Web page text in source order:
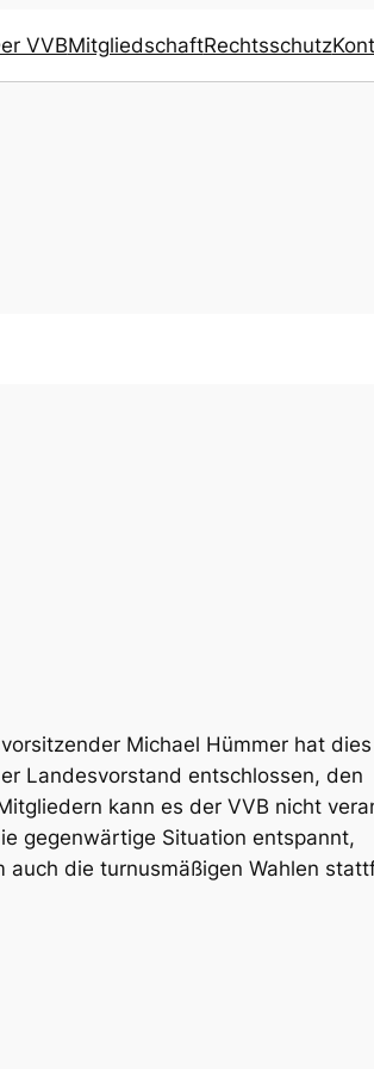
VVBMitgliedschaftRechtsschutz
Micha­el Hüm­mer hat
Lan­des­vor­stand ent­schlos­sen, den
kann es der VVB nicht
gegen­wär­ti­ge Situa­ti­on ent­spannt,
auch die tur­nus­mä­ßi­gen Wah­len